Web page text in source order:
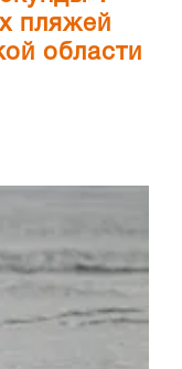
пляжей
области